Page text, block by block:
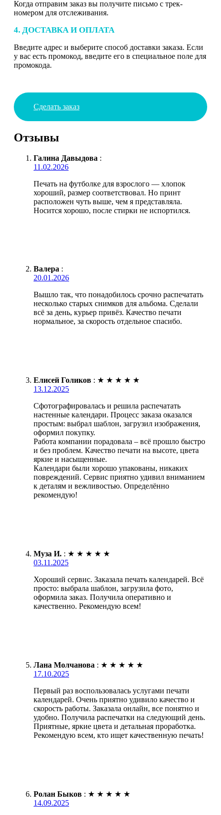
Когда отправим заказ вы получите письмо с трек-
номером для отслеживания.
4. ДОСТАВКА И ОПЛАТА
Введите адрес и выберите способ доставки заказа. Если
у вас есть промокод, введите его в специальное поле для
промокода.
Сделать заказ
Отзывы
Галина Давыдова :
11.02.2026
Печать на футболке для взрослого — хлопок
хороший, размер соответствовал. Но принт
расположен чуть выше, чем я представляла.
Носится хорошо, после стирки не испортился.
Валера :
20.01.2026
Вышло так, что понадобилось срочно распечатать
несколько старых снимков для альбома. Сделали
всё за день, курьер привёз. Качество печати
нормальное, за скорость отдельное спасибо.
Елисей Голиков : ★ ★ ★ ★ ★
13.12.2025
Сфотографировалась и решила распечатать
настенные календари. Процесс заказа оказался
простым: выбрал шаблон, загрузил изображения,
оформил покупку.
Работа компании порадовала – всё прошло быстро
и без проблем. Качество печати на высоте, цвета
яркие и насыщенные.
Календари были хорошо упакованы, никаких
повреждений. Сервис приятно удивил вниманием
к деталям и вежливостью. Определённо
рекомендую!
Муза И. : ★ ★ ★ ★ ★
03.11.2025
Хороший сервис. Заказала печать календарей. Всё
просто: выбрала шаблон, загрузила фото,
оформила заказ. Получила оперативно и
качественно. Рекомендую всем!
Лана Молчанова : ★ ★ ★ ★ ★
17.10.2025
Первый раз воспользовалась услугами печати
календарей. Очень приятно удивило качество и
скорость работы. Заказала онлайн, все понятно и
удобно. Получила распечатки на следующий день.
Приятные, яркие цвета и детальная проработка.
Рекомендую всем, кто ищет качественную печать!
Ролан Быков : ★ ★ ★ ★ ★
14.09.2025